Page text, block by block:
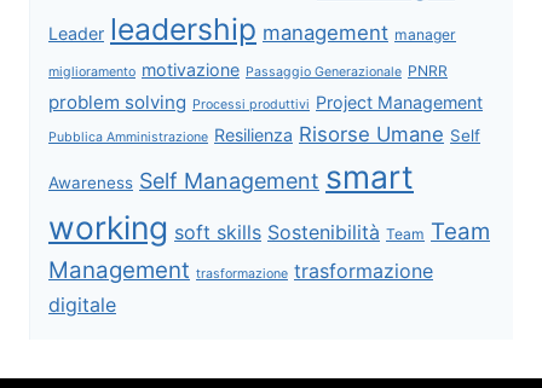
Leader leadership management manager
miglioramento motivazione Passaggio Generazionale PNRR
problem solving Processi produttivi Project Management
Pubblica Amministrazione Resilienza Risorse Umane Self
Awareness Self Management smart
working soft skills Sostenibilità Team Team
Management trasformazione trasformazione
digitale